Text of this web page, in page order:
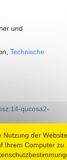
und
Technische
qucosa2-
Nutzung der Website
Ihrem Computer zu.